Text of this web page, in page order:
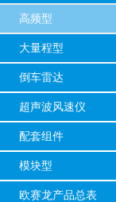
高频型
大量程型
倒车雷达
超声波风速仪
配套组件
模块型
欧赛龙产品总表